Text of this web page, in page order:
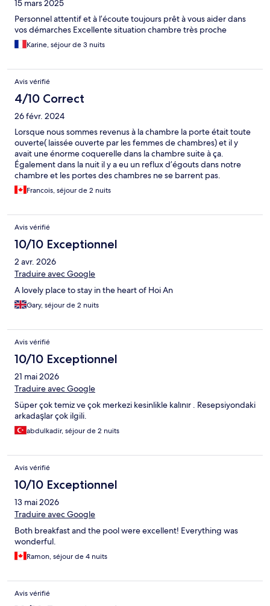
15 mars 2025
Personnel attentif et à l’écoute toujours prêt à vous aider dans
vos démarches Excellente situation chambre très proche
Karine, séjour de 3 nuits
Avis vérifié
4/10 Correct
26 févr. 2024
Lorsque nous sommes revenus à la chambre la porte était toute
ouverte( laissée ouverte par les femmes de chambres) et il y
avait une énorme coquerelle dans la chambre suite à ça.
Également dans la nuit il y a eu un reflux d’égouts dans notre
chambre et les portes des chambres ne se barrent pas.
Heureusement le personnel a été très aimable et nous a changé
de chambre le lendemain, le seul problème de la seconde
Francois, séjour de 2 nuits
Avis vérifié
10/10 Exceptionnel
2 avr. 2026
Traduire avec Google
A lovely place to stay in the heart of Hoi An
Gary, séjour de 2 nuits
Avis vérifié
10/10 Exceptionnel
21 mai 2026
Traduire avec Google
Süper çok temiz ve çok merkezi kesinlikle kalınır . Resepsiyondaki
arkadaşlar çok ilgili.
abdulkadir, séjour de 2 nuits
Avis vérifié
10/10 Exceptionnel
13 mai 2026
Traduire avec Google
Both breakfast and the pool were excellent! Everything was
wonderful.
Ramon, séjour de 4 nuits
Avis vérifié